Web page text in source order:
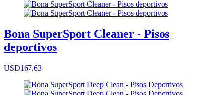
Bona SuperSport Cleaner - Pisos
deportivos
USD167,63